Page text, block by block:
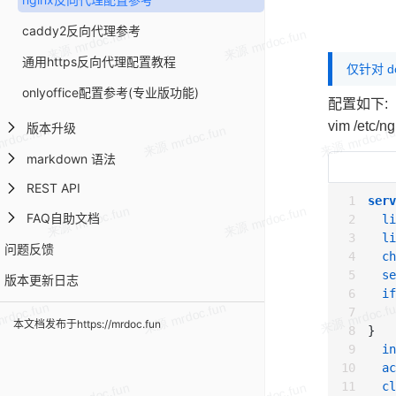
caddy2反向代理参考
通用https反向代理配置教程
onlyoffice配置参考(专业版功能)
版本升级
markdown 语法
REST API
FAQ自助文档
问题反馈
版本更新日志
本文档发布于https://mrdoc.fun
仅针对
配置如下:
vim /etc/
if
}